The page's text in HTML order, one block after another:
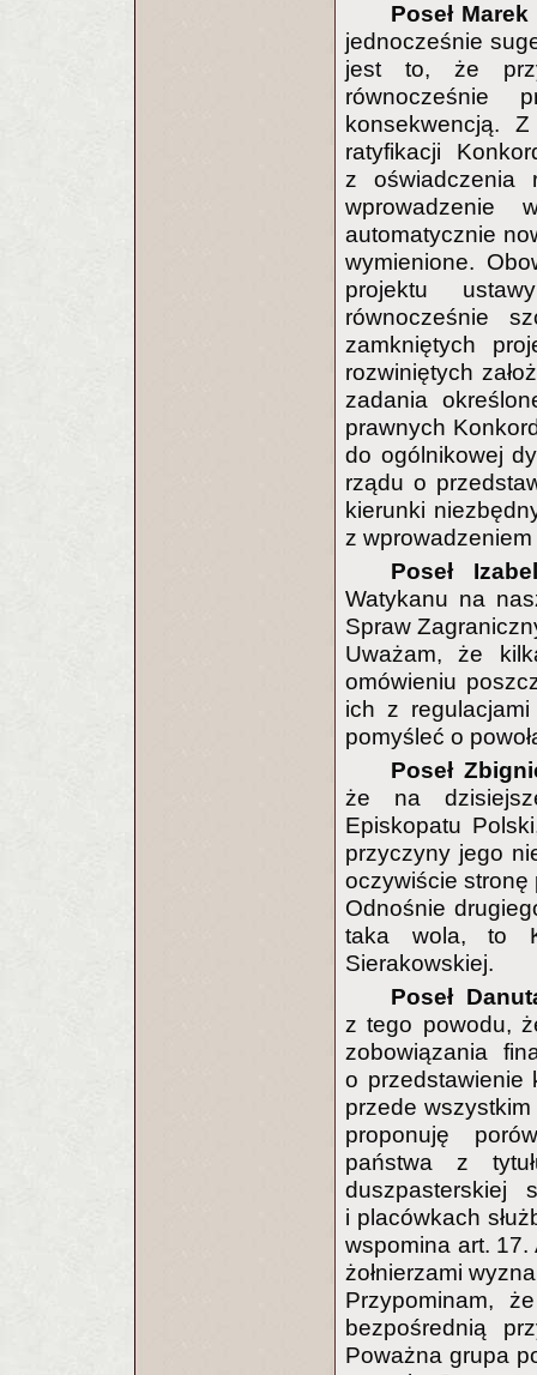
Poseł
jednocześnie
jest to, że przy
równocześnie
konsekwencją.
ratyfikacji
z oświadczenia
automatycznie
wymienione.
projektu
równocześnie
zamkniętych
rozwiniętych
zadania
prawnych
do ogólnikowej
rządu o
kierunki
z
Poseł
Watykanu na
Spraw
Uważam, że
omówieniu
ich z regulacjami
pomyśleć o
Poseł
że na
Episkopatu
przyczyny jego
oczywiście stronę
Odnośnie
taka wola, to
Sierakowskiej.
Poseł
z tego powodu,
zobowiązania
o przedstawienie
przede
proponuję
państwa z
duszpasterskiej
i placówkach
wspomina art.
żołnierzami
Przypominam,
bezpośrednią
Poważna grupa